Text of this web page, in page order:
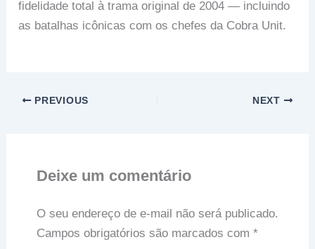
fidelidade total à trama original de 2004 — incluindo
as batalhas icônicas com os chefes da Cobra Unit.
PREVIOUS NEXT
Deixe um comentário
O seu endereço de e-mail não será publicado.
Campos obrigatórios são marcados com *